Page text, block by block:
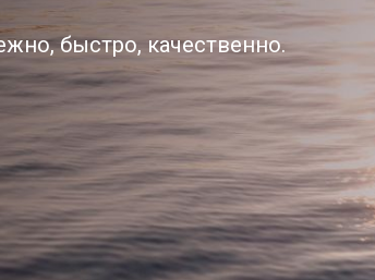
быстро, качественно.